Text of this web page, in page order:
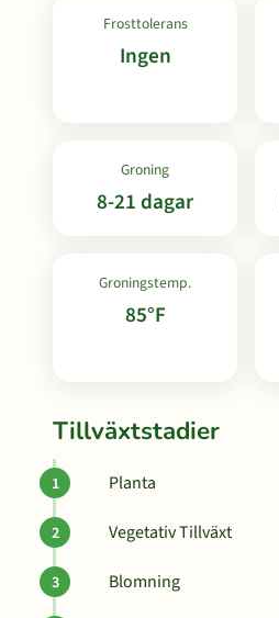
Frosttolerans
Ingen
Groning
8-21 dagar
Groningstemp.
85°F
Tillväxtstadier
Planta
Vegetativ Tillväxt
Blomning